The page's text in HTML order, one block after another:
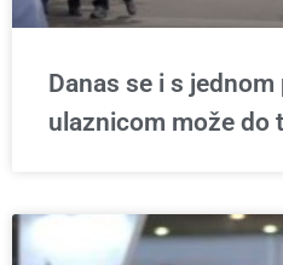
Danas se i s
ulaznicom može do